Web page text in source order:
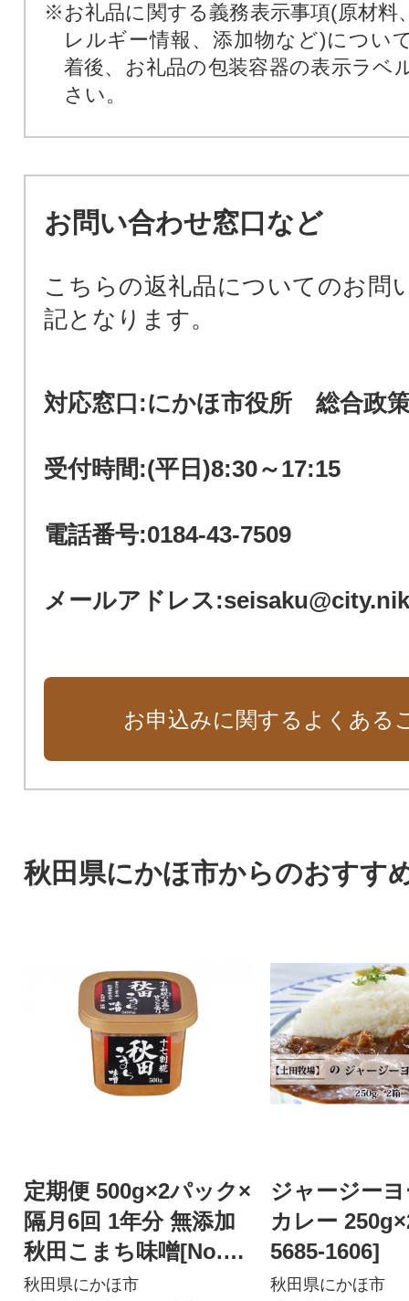
※お礼品に関する義務表示事項(原材料
レルギー情報、添加物など)につい
着後、お礼品の包装容器の表示ラベ
さい。
お問い合わせ窓口など
こちらの返礼品についてのお問
記となります。
対応窓口:にかほ市役所 総合
受付時間:(平日)8:30～17:15
電話番号:0184-43-7509
メールアドレス
お申込みに関するよくある
秋田県にかほ市からのおすす
定期便 500g×2パック×
隔月6回 1年分 無添加
秋田こまち味噌[No.56
85-1291]
秋田県にかほ市
ジャージー
カレー
5685-1606]
秋田県にかほ市